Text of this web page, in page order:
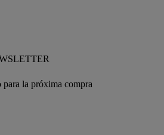
para la próxima compra